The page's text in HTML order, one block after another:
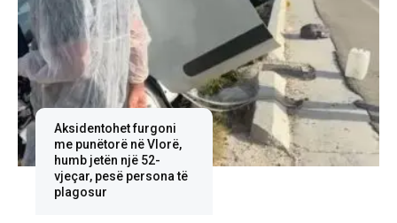
Aksidentohet furgoni
me punëtorë në Vlorë,
humb jetën një 52-
vjeçar, pesë persona të
plagosur